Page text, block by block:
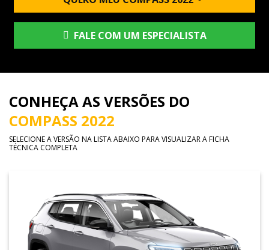
FALE COM UM ESPECIALISTA
CONHEÇA AS VERSÕES DO
COMPASS 2022
SELECIONE A VERSÃO NA LISTA ABAIXO PARA VISUALIZAR A FICHA
TÉCNICA COMPLETA